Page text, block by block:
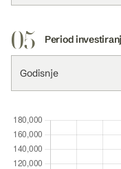
05 Period